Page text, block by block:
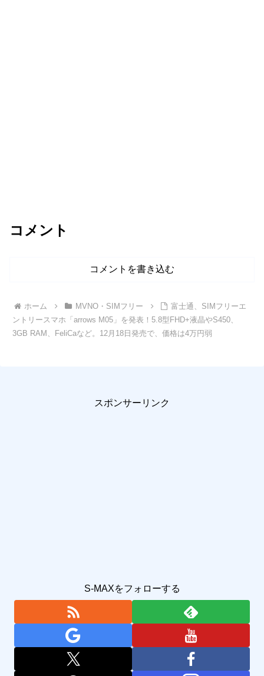
コメント
コメントを書き込む
ホーム MVNO・SIMフリー
富士通、SIMフリーエ
ントリースマホ「arrows M05」を発表！5.8型FHD+液晶やS450、
3GB RAM、FeliCaなど。12月18日発売で、価格は4万円弱
スポンサーリンク
S-MAXをフォローする